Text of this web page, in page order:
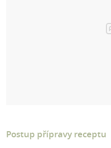
Postup přípravy receptu